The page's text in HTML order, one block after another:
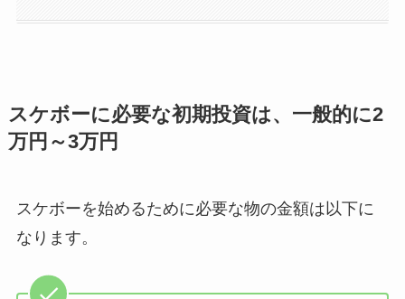
スケボーに必要な初期投資は、一般的に2
万円～3万円
スケボーを始めるために必要な物の金額は以下に
なります。